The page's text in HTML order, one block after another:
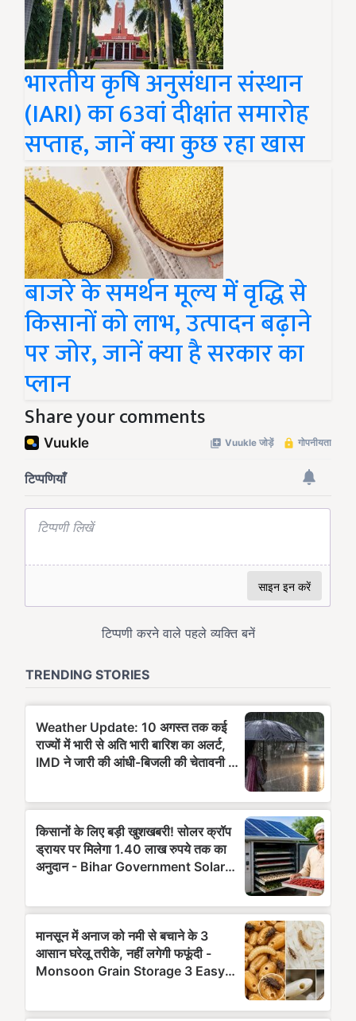
भारतीय कृषि अनुसंधान संस्थान
(IARI) का 63वां दीक्षांत समारोह
सप्ताह, जानें क्या कुछ रहा खास
बाजरे के समर्थन मूल्य में वृद्धि से
किसानों को लाभ, उत्पादन बढ़ाने
पर जोर, जानें क्या है सरकार का
प्लान
Share your comments